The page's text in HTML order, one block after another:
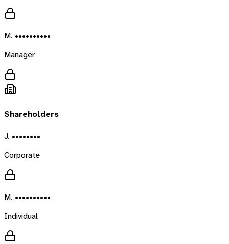
M. ••••••••••
Manager
Shareholders
J. ••••••••
Corporate
M. ••••••••••
Individual